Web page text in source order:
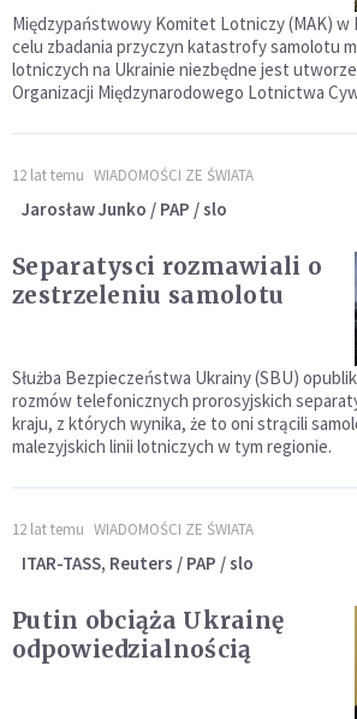
Międzypaństwowy Komitet Lotniczy (MAK) w
celu zbadania przyczyn katastrofy samolotu
lotniczych na Ukrainie niezbędne jest
Organizacji Międzynarodowego Lotnictwa
12 lat temu WIADOMOŚCI ZE ŚWIATA
Jarosław Junko / PAP / slo
Separatysci rozmawiali o
zestrzeleniu samolotu
Służba Bezpieczeństwa Ukrainy (SBU)
rozmów telefonicznych prorosyjskich
kraju, z których wynika, że to oni strącili
malezyjskich linii lotniczych w tym regionie.
12 lat temu WIADOMOŚCI ZE ŚWIATA
ITAR-TASS, Reuters / PAP / slo
Putin obciąża Ukrainę
odpowiedzialnością